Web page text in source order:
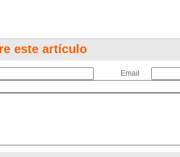
este artículo
Email